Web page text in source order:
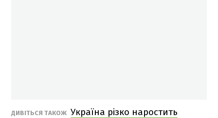
ДИВІТЬСЯ ТАКОЖ Україна різко наростить